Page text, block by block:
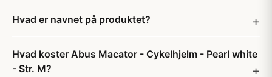
Hvad er navnet på produktet?
Hvad koster Abus Macator - Cykelhjelm - Pearl white
- Str. M?